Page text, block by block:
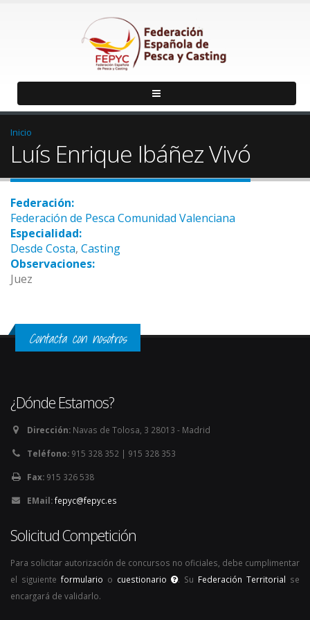
Inicio
Luís Enrique Ibáñez Vivó
Federación:
Federación de Pesca Comunidad Valenciana
Especialidad:
Desde Costa, Casting
Observaciones:
Juez
Contacta con nosotros
¿Dónde Estamos?
Dirección: Navas de Tolosa, 3 28013 - Madrid
Teléfono: 915 328 352 | 915 328 353
Fax: 915 326 538
EMail:fepyc@fepyc.es
Solicitud Competición
Para solicitar autorización de concursos no oficiales, debe cumplimentar
el siguiente formulario o cuestionario . Su Federación Territorial se
encargará de validarlo.